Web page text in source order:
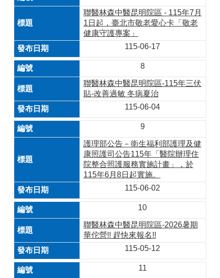
聯醫林森中醫昆明院區 - 115年7月
1日起，臺北市敬老愛心卡「敬老
健康守護專案」
115-06-17
8
聯醫林森中醫昆明院區-115年三伏
貼-改善過敏 冬病夏治
115-06-04
9
護理部公告－衛生福利部護理及健
康照護司公告115年「醫院辦理住
院整合照護服務實施計畫」，於
115年6月8日起實施。
115-06-02
10
聯醫林森中醫昆明院區-2026暑期
華佗營!! 趕快來報名!!
115-05-12
11